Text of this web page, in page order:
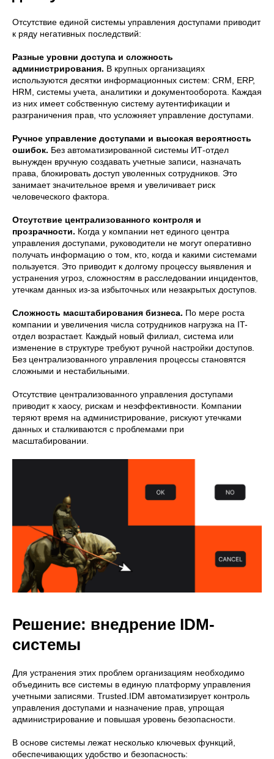
Отсутствие единой системы управления доступами приводит
к ряду негативных последствий:
Разные уровни доступа и сложность
администрирования. В крупных организациях
используются десятки информационных систем: CRM, ERP,
HRM, системы учета, аналитики и документооборота. Каждая
из них имеет собственную систему аутентификации и
разграничения прав, что усложняет управление доступами.
Ручное управление доступами и высокая вероятность
ошибок. Без автоматизированной системы ИТ-отдел
вынужден вручную создавать учетные записи, назначать
права, блокировать доступ уволенных сотрудников. Это
занимает значительное время и увеличивает риск
человеческого фактора.
Отсутствие централизованного контроля и
прозрачности. Когда у компании нет единого центра
управления доступами, руководители не могут оперативно
получать информацию о том, кто, когда и какими системами
пользуется. Это приводит к долгому процессу выявления и
устранения угроз, сложностям в расследовании инцидентов,
утечкам данных из-за избыточных или незакрытых доступов.
Сложность масштабирования бизнеса. По мере роста
компании и увеличения числа сотрудников нагрузка на IT-
отдел возрастает. Каждый новый филиал, система или
изменение в структуре требуют ручной настройки доступов.
Без централизованного управления процессы становятся
сложными и нестабильными.
Отсутствие централизованного управления доступами
приводит к хаосу, рискам и неэффективности. Компании
теряют время на администрирование, рискуют утечками
данных и сталкиваются с проблемами при
масштабировании.
Решение: внедрение IDM-
системы
Для устранения этих проблем организациям необходимо
объединить все системы в единую платформу управления
учетными записями. Trusted.IDM автоматизирует контроль
управления доступами и назначение прав, упрощая
администрирование и повышая уровень безопасности.
В основе системы лежат несколько ключевых функций,
обеспечивающих удобство и безопасность: